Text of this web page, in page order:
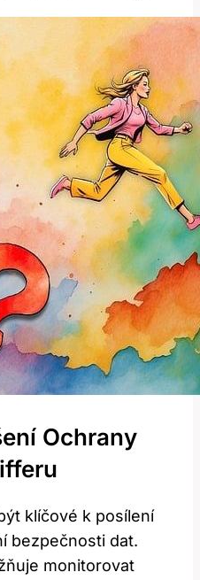
Ochrany
klíčové k posílení
bezpečnosti dat.
monitorovat